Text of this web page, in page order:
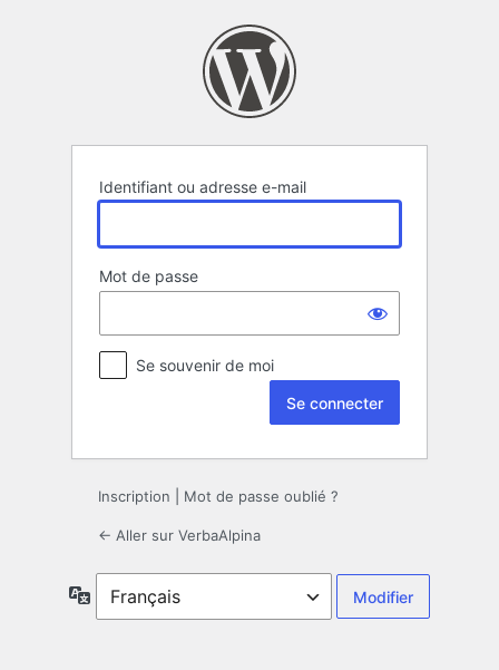
Identifiant ou adresse e-mail
Mot de passe
Se souvenir de moi
Inscription Mot de passe oublié ?
← Aller sur VerbaAlpina
Langue